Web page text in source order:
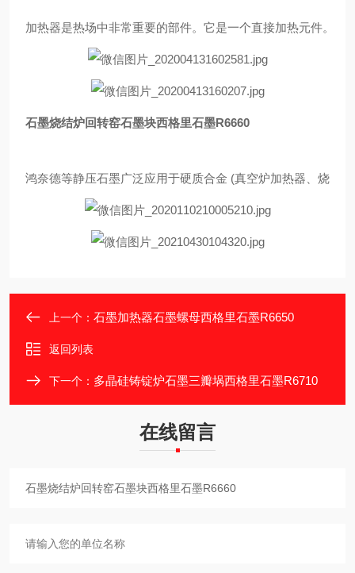
加热器是热场中非常重要的部件。它是一个直接加热元件。
石墨烧结炉回转窑石墨块西格里石墨R6660
鸿奈德等静压石墨广泛应用于硬质合金 (真空炉加热器、烧结
上一个： 石墨加热器石墨螺母西格里石墨R6650
返回列表
下一个： 多晶硅铸锭炉石墨三瓣埚西格里石墨R6710
在线留言